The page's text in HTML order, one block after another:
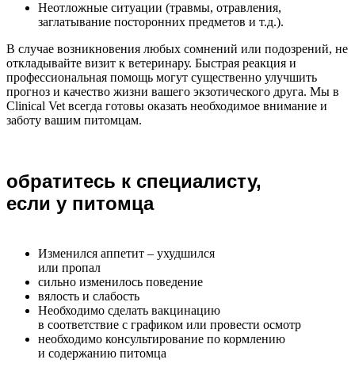
Неотложные ситуации (травмы, отравления,
заглатывание посторонних предметов и т.д.).
В случае возникновения любых сомнений или подозрений, не
откладывайте визит к ветеринару. Быстрая реакция и
профессиональная помощь могут существенно улучшить
прогноз и качество жизни вашего экзотического друга. Мы в
Clinical Vet всегда готовы оказать необходимое внимание и
заботу вашим питомцам.
обратитесь к специалисту,
если у питомца
Изменился аппетит – ухудшился
или пропал
сильно изменилось поведение
вялость и слабость
Необходимо сделать вакцинацию
в соответствие с графиком или провести осмотр
необходимо консультирование по кормлению
и содержанию питомца